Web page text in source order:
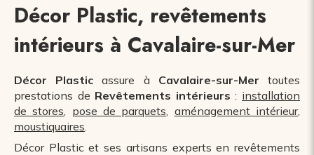
Décor Plastic, revêtements
intérieurs à Cavalaire-sur-Mer
Décor Plastic assure à Cavalaire-sur-Mer toutes
prestations de Revêtements intérieurs : installation
de stores, pose de parquets, aménagement intérieur,
moustiquaires.
Décor Plastic et ses artisans experts en revêtements